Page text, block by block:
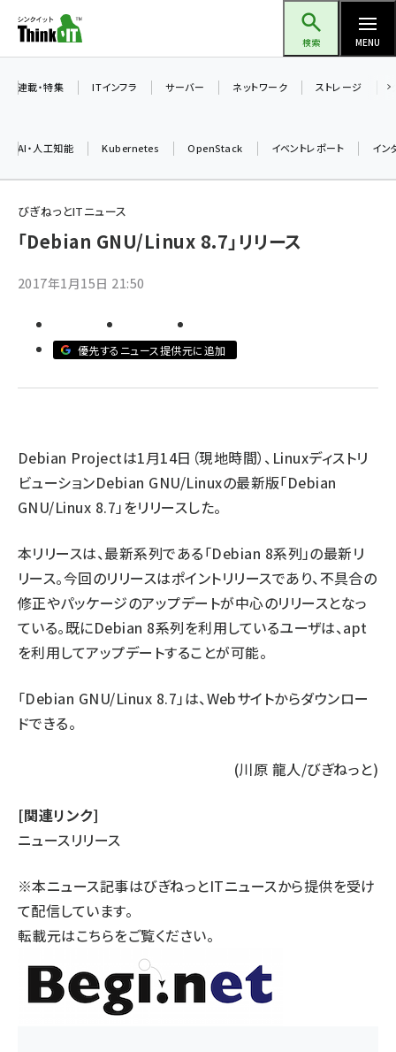
ン
ツ
検索 MENU
加藤銘のチーム貢献～仲間と築いた勝利の絆～ (2315)
drupal (1956)
genai (1484)
連載・特集 ITインフラ サーバー ネットワーク ストレージ
AI・人工知能 Kubernetes OpenStack イベントレポート イン
びぎねっとITニュース
「Debian GNU/Linux 8.7」リリース
2017年1月15日 21:50
優先するニュース提供元に追加
Debian Projectは1月14日（現地時間）、Linuxディストリ
ビューションDebian GNU/Linuxの最新版「Debian
GNU/Linux 8.7」をリリースした。
本リリースは、最新系列である「Debian 8系列」の最新リ
リース。今回のリリースはポイントリリースであり、不具合の
修正やパッケージのアップデートが中心のリリースとなっ
ている。既にDebian 8系列を利用しているユーザは、apt
を利用してアップデートすることが可能。
「Debian GNU/Linux 8.7」は、Webサイトからダウンロー
ドできる。
(川原 龍人/びぎねっと)
[関連リンク]
ニュースリリース
※本ニュース記事はびぎねっとITニュースから提供を受け
て配信しています。
転載元はこちらをご覧ください。